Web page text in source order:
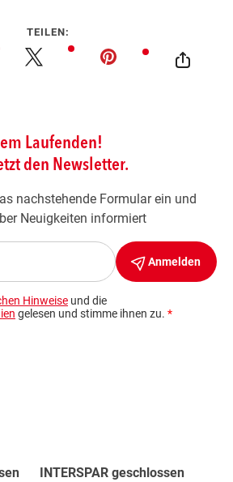
TEILEN:
INTERSPAR geschlossen